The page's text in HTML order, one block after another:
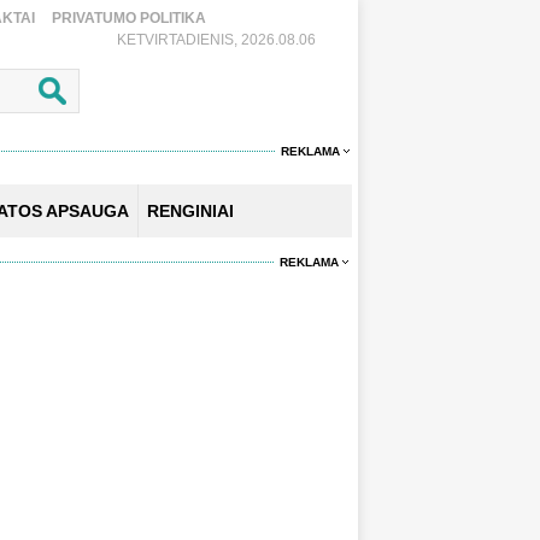
PRIVATUMO POLITIKA
KETVIRTADIENIS, 2026.08.06
REKLAMA
APSAUGA RENGINIAI
REKLAMA